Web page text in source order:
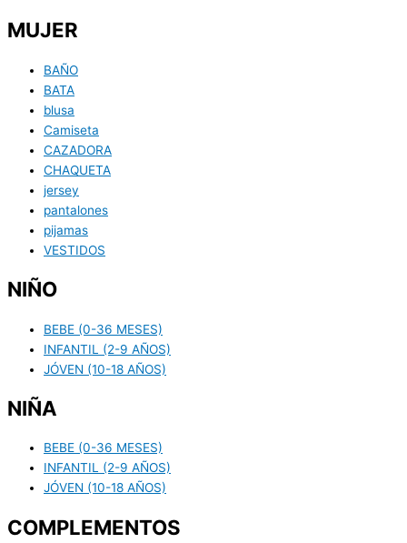
MUJER
BAÑO
BATA
blusa
Camiseta
CAZADORA
CHAQUETA
jersey
pantalones
pijamas
VESTIDOS
NIÑO
BEBE (0-36 MESES)
INFANTIL (2-9 AÑOS)
JÓVEN (10-18 AÑOS)
NIÑA
BEBE (0-36 MESES)
INFANTIL (2-9 AÑOS)
JÓVEN (10-18 AÑOS)
COMPLEMENTOS